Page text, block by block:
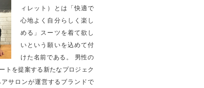
ィレット）とは「快適で
心地よく自分らしく楽し
める」スーツを着て欲し
いという願いを込めて付
けた名前である。 男性の
トを提案する新たなプロジェク
アサロンが運営するブランドで